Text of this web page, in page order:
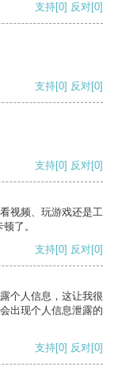
支持[0] 反对[0]
支持[0] 反对[0]
支持[0] 反对[0]
视频、玩游戏还是工
了。
支持[0] 反对[0]
个人信息，这让我很
出现个人信息泄露的
支持[0] 反对[0]